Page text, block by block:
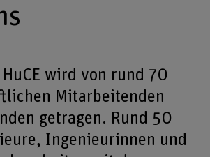
wird von rund 70
Mitarbeitenden
getragen. Rund 50
Ingenieurinnen und